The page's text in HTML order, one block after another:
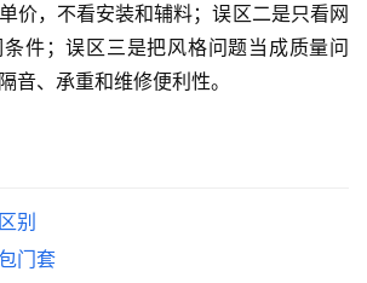
价，不看安装和辅料；误区二是只看网
件；误区三是把风格问题当成质量问
音、承重和维修便利性。
别
门套